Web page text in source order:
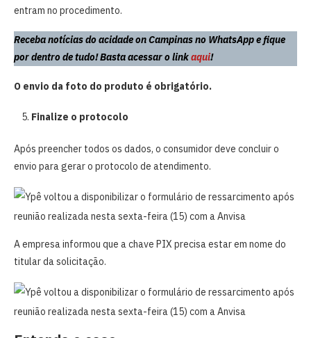
entram no procedimento.
Receba notícias do acidade on Campinas no WhatsApp e fique
por dentro de tudo! Basta acessar o linkaqui!
O envio da foto do produto é obrigatório.
Finalize o protocolo
Após preencher todos os dados, o consumidor deve concluir o
envio para gerar o protocolo de atendimento.
A empresa informou que a chave PIX precisa estar em nome do
titular da solicitação.